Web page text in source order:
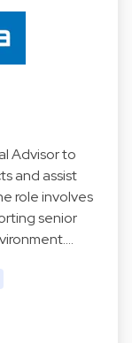
Advisor to
and assist
role involves
senior